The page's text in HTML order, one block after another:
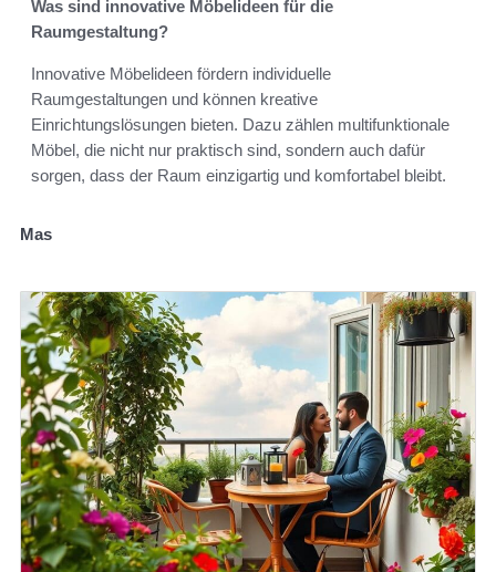
Was sind innovative Möbelideen für die
Raumgestaltung?
Innovative Möbelideen fördern individuelle
Raumgestaltungen und können kreative
Einrichtungslösungen bieten. Dazu zählen multifunktionale
Möbel, die nicht nur praktisch sind, sondern auch dafür
sorgen, dass der Raum einzigartig und komfortabel bleibt.
Mas